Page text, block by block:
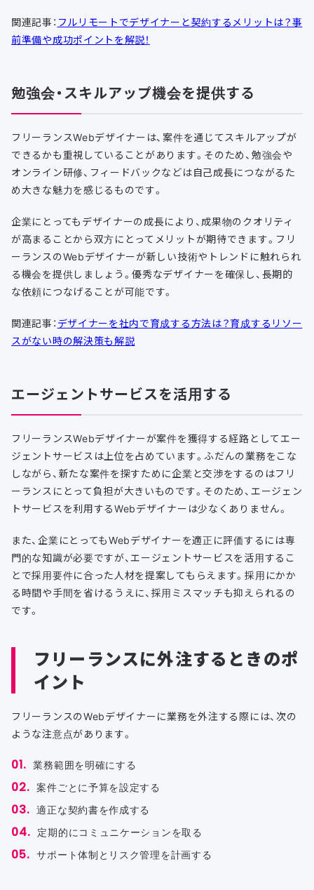
関連記事： フルリモートでデザイナーと契約するメリットは？事
前準備や成功ポイントを解説！
勉強会・スキルアップ機会を提供する
フリーランスWebデザイナーは、案件を通じてスキルアップが
できるかも重視していることがあります。そのため、勉強会や
オンライン研修、フィードバックなどは自己成長につながるた
め大きな魅力を感じるものです。
企業にとってもデザイナーの成長により、成果物のクオリティ
が高まることから双方にとってメリットが期待できます。フリ
ーランスのWebデザイナーが新しい技術やトレンドに触れられ
る機会を提供しましょう。優秀なデザイナーを確保し、長期的
な依頼につなげることが可能です。
関連記事： デザイナーを社内で育成する方法は？育成するリソー
スがない時の解決策も解説
エージェントサービスを活用する
フリーランスWebデザイナーが案件を獲得する経路としてエー
ジェントサービスは上位を占めています。ふだんの業務をこな
しながら、新たな案件を探すために企業と交渉をするのはフリ
ーランスにとって負担が大きいものです。そのため、エージェン
トサービスを利用するWebデザイナーは少なくありません。
また、企業にとってもWebデザイナーを適正に評価するには専
門的な知識が必要ですが、エージェントサービスを活用するこ
とで採用要件に合った人材を提案してもらえます。採用にかか
る時間や手間を省けるうえに、採用ミスマッチも抑えられるの
です。
フリーランスに外注するときのポ
イント
フリーランスのWebデザイナーに業務を外注する際には、次の
ような注意点があります。
業務範囲を明確にする
案件ごとに予算を設定する
適正な契約書を作成する
定期的にコミュニケーションを取る
サポート体制とリスク管理を計画する